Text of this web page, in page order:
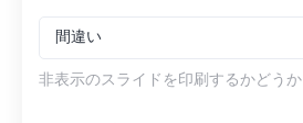
間違い
非表示のスライドを印刷するかどうか